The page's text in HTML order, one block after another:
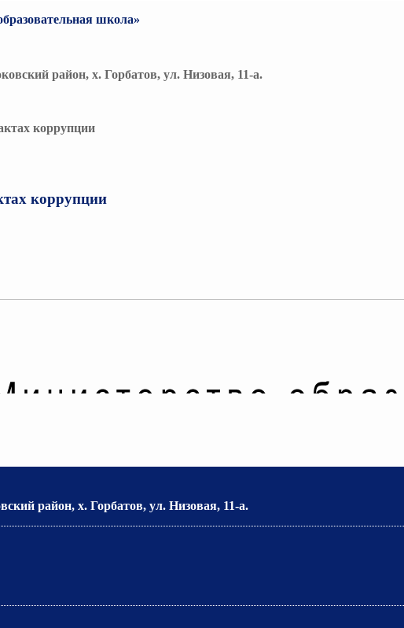
школа»
район, х. Горбатов, ул. Низовая, 11-а.
коррупции
коррупции
район, х. Горбатов, ул. Низовая, 11-а.